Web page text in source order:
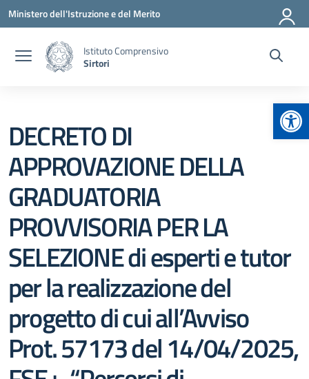
Vai ai contenuti
Vai al menu di navigazione
Vai al footer
Ministero dell'Istruzione e del Merito
Istituto Comprensivo
Sirtori
DECRETO DI
APPROVAZIONE DELLA
GRADUATORIA
PROVVISORIA PER LA
SELEZIONE di esperti e tutor
per la realizzazione del
progetto di cui all’Avviso
Prot. 57173 del 14/04/2025,